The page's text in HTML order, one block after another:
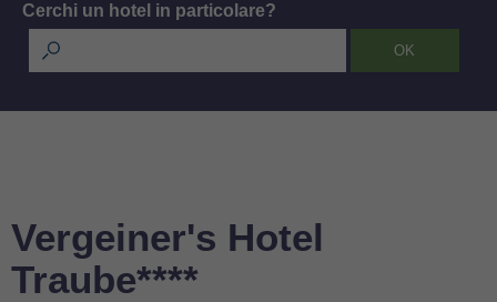
Cerchi un hotel in particolare?
Vergeiner's Hotel
Traube****